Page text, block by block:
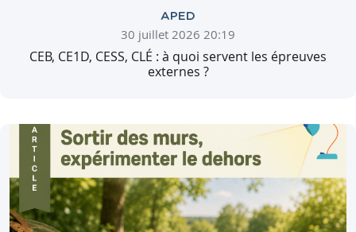
APED
30 juillet 2026 20:19
CEB, CE1D, CESS, CLÉ : à quoi servent les épreuves
externes ?